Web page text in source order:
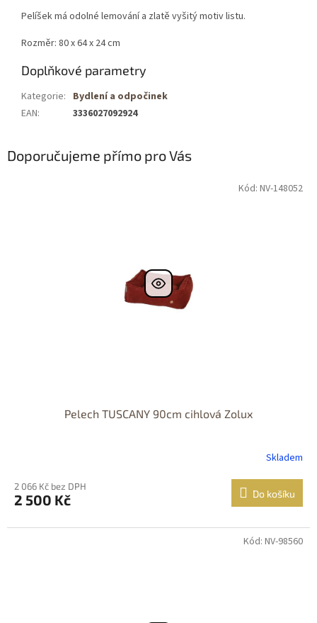
Pelíšek má odolné lemování a zlatě vyšitý motiv listu.
Rozměr: 80 x 64 x 24 cm
Doplňkové parametry
Kategorie: Bydlení a odpočinek
EAN: 3336027092924
Doporučujeme přímo pro Vás
Pelech TUSCANY 90cm cihlová Zolux
Skladem
2 066 Kč bez DPH
2 500 Kč Do košíku
Kód: NV-148052
Kód: NV-98560